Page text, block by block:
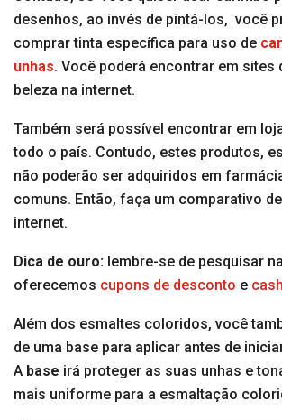
desenhos, ao invés de pintá-los, você
comprar tinta específica para uso de
unhas. Você poderá encontrar em sites
beleza na internet.
Também será possível encontrar em
todo o país. Contudo, estes produtos,
não poderão ser adquiridos em
comuns. Então, faça um comparativo
internet.
Dica de ouro: lembre-se de pesquisar
oferecemos cupons de desconto e
Além dos esmaltes coloridos, você
de uma base para aplicar antes de
A base irá proteger as suas unhas e
mais uniforme para a esmaltação